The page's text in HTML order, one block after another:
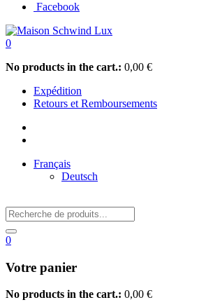
Facebook
0
No products in the cart.: 0,00 €
Expédition
Retours et Remboursements
Français
Deutsch
0
Votre panier
No products in the cart.: 0,00 €